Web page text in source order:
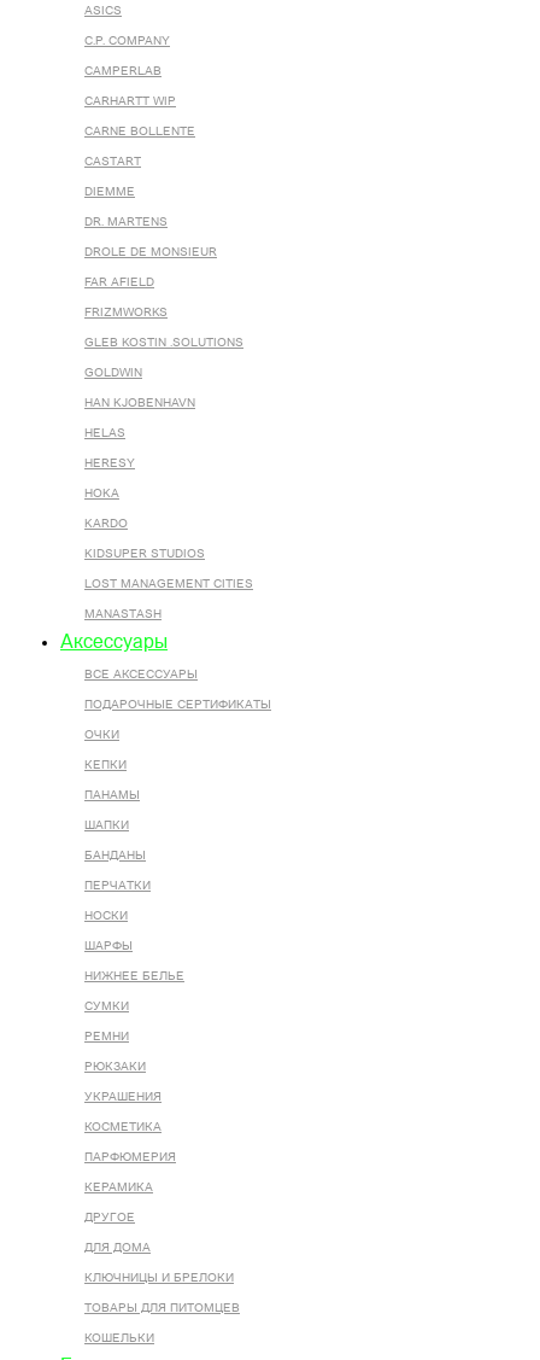
ASICS
C.P. COMPANY
CAMPERLAB
CARHARTT WIP
CARNE BOLLENTE
CASTART
DIEMME
DR. MARTENS
DROLE DE MONSIEUR
FAR AFIELD
FRIZMWORKS
GLEB KOSTIN .SOLUTIONS
GOLDWIN
HAN KJOBENHAVN
HELAS
HERESY
HOKA
KARDO
KIDSUPER STUDIOS
LOST MANAGEMENT CITIES
MANASTASH
Аксессуары
ВСЕ AКСЕССУАРЫ
ПОДАРОЧНЫЕ СЕРТИФИКАТЫ
ОЧКИ
КЕПКИ
ПАНАМЫ
ШАПКИ
БАНДАНЫ
ПЕРЧАТКИ
НОСКИ
ШАРФЫ
НИЖНЕЕ БЕЛЬЕ
СУМКИ
РЕМНИ
РЮКЗАКИ
УКРАШЕНИЯ
КОСМЕТИКА
ПАРФЮМЕРИЯ
КЕРАМИКА
ДРУГОЕ
ДЛЯ ДОМА
КЛЮЧНИЦЫ И БРЕЛОКИ
ТОВАРЫ ДЛЯ ПИТОМЦЕВ
КОШЕЛЬКИ